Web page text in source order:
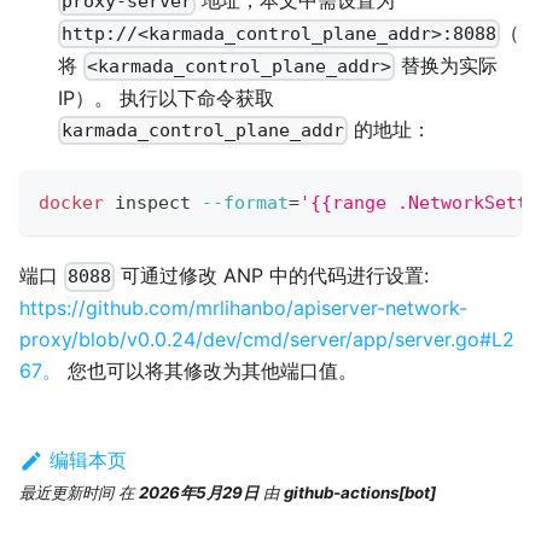
http://<karmada_control_plane_addr>:8088
（
将 <karmada_control_plane_addr> 替换为实际
IP）。 执行以下命令获取
karmada_control_plane_addr 的地址：
docker inspect --format='{{range
端口 8088 可通过修改 ANP 中的代码进行设置:
https://github.com/mrlihanbo/apiserver-network-
proxy/blob/v0.0.24/dev/cmd/server/app/server.go#L2
67。
您也可以将其修改为其他端口值。
编辑本页
最近更新时间在2026年5月29日由github-actions[bot]